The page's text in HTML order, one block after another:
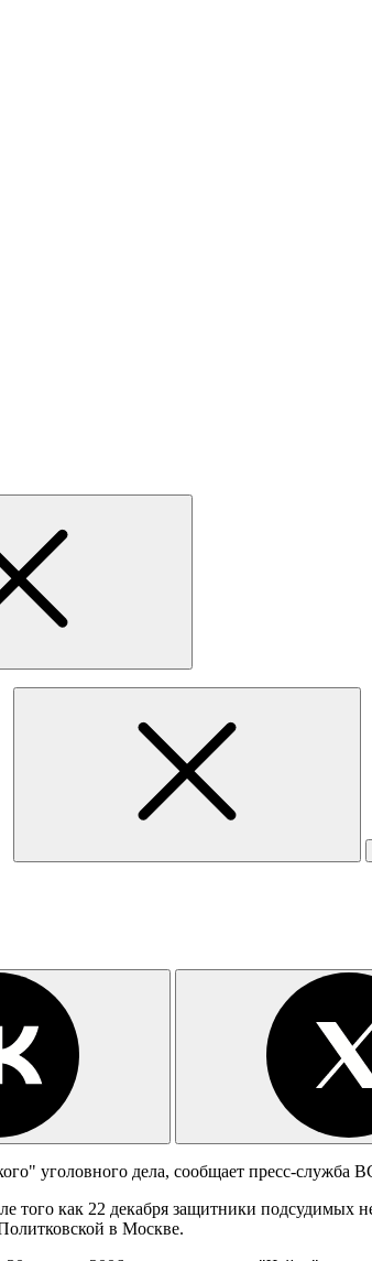
уголовного дела, сообщает пресс-служба
того как 22 декабря защитники подсудимых
в Москве.